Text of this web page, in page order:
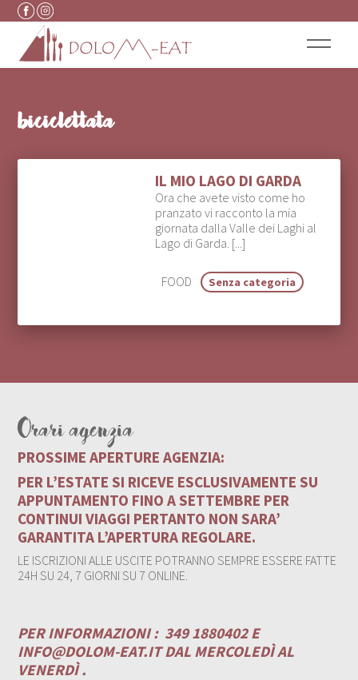
Vai al contenuto
biciclettata
IL MIO LAGO DI GARDA
Ora che avete visto come ho
pranzato vi racconto la mia
giornata dalla Valle dei Laghi al
Lago di Garda. [...]
FOOD Senza categoria
Orari agenzia
PROSSIME APERTURE AGENZIA:
PER L’ESTATE SI RICEVE ESCLUSIVAMENTE SU
APPUNTAMENTO FINO A SETTEMBRE PER
CONTINUI VIAGGI PERTANTO NON SARA’
GARANTITA L’APERTURA REGOLARE.
LE ISCRIZIONI ALLE USCITE POTRANNO SEMPRE ESSERE FATTE
24H SU 24, 7 GIORNI SU 7 ONLINE.
PER INFORMAZIONI : 349 1880402 E
INFO@DOLOM-EAT.ITDAL MERCOLEDÌ AL
VENERDÌ .